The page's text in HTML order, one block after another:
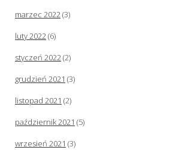
marzec 2022(3)
luty 2022(6)
styczeń 2022(2)
grudzień 2021 (3)
listopad 2021 (2)
październik 2021 (5)
wrzesień 2021 (3)